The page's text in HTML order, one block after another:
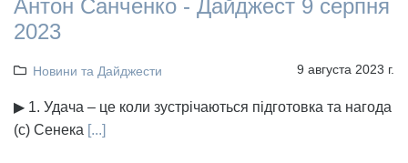
Антон Санченко - Дайджест 9 серпня
2023
Новини та Дайджести 9 августа 2023 г.
▶ 1. Удача – це коли зустрічаються підготовка та нагода
(с) Сенека [...]